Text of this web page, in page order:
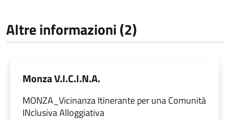
Altre informazioni (2)
Monza V.I.C.I.N.A.
MONZA_Vicinanza Itinerante per una Comunità
INclusiva Alloggiativa